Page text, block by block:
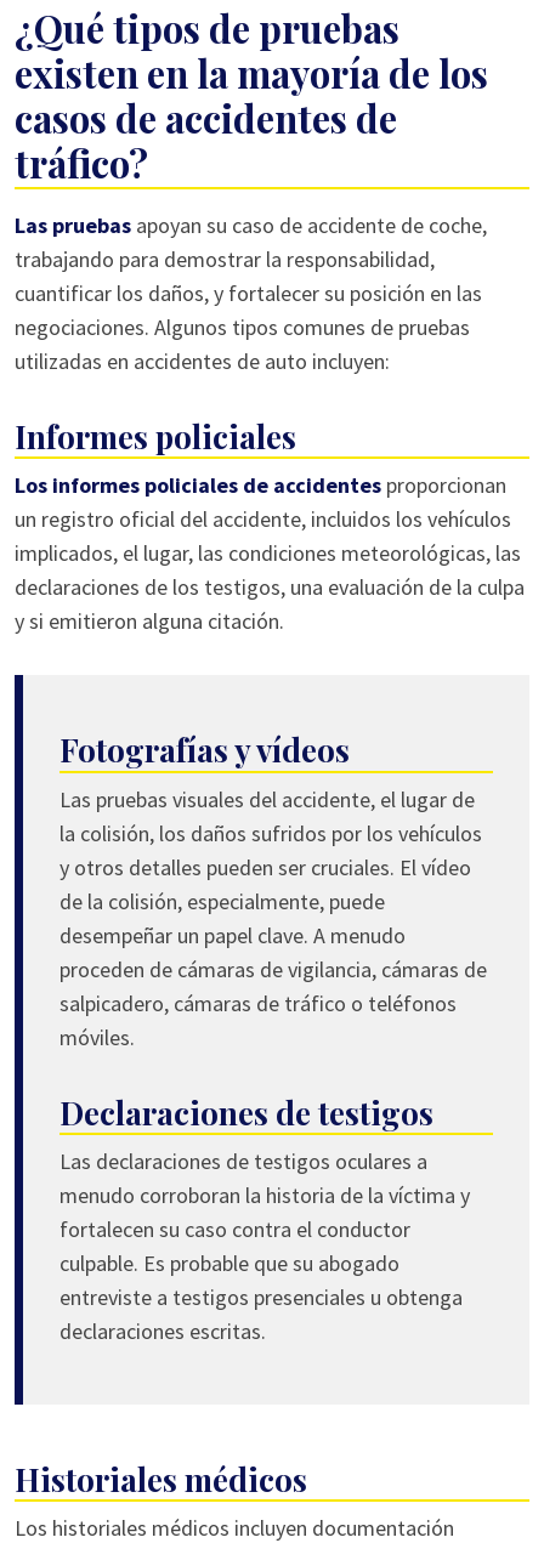
¿Qué tipos de pruebas
existen en la mayoría de los
casos de accidentes de
tráfico?
Las pruebas apoyan su caso de accidente de coche,
trabajando para demostrar la responsabilidad,
cuantificar los daños, y fortalecer su posición en las
negociaciones. Algunos tipos comunes de pruebas
utilizadas en accidentes de auto incluyen:
Informes policiales
Los informes policiales de accidentes proporcionan
un registro oficial del accidente, incluidos los vehículos
implicados, el lugar, las condiciones meteorológicas, las
declaraciones de los testigos, una evaluación de la culpa
y si emitieron alguna citación.
Fotografías y vídeos
Las pruebas visuales del accidente, el lugar de
la colisión, los daños sufridos por los vehículos
y otros detalles pueden ser cruciales. El vídeo
de la colisión, especialmente, puede
desempeñar un papel clave. A menudo
proceden de cámaras de vigilancia, cámaras de
salpicadero, cámaras de tráfico o teléfonos
móviles.
Declaraciones de testigos
Las declaraciones de testigos oculares a
menudo corroboran la historia de la víctima y
fortalecen su caso contra el conductor
culpable. Es probable que su abogado
entreviste a testigos presenciales u obtenga
declaraciones escritas.
Historiales médicos
Los historiales médicos incluyen documentación